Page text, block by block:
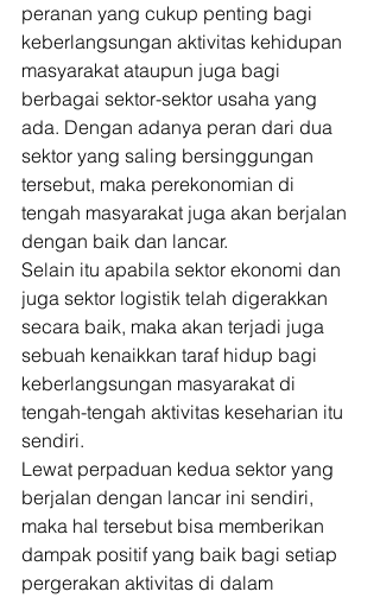
peranan yang cukup penting bagi
keberlangsungan aktivitas kehidupan
masyarakat ataupun juga bagi
berbagai sektor-sektor usaha yang
ada. Dengan adanya peran dari dua
sektor yang saling bersinggungan
tersebut, maka perekonomian di
tengah masyarakat juga akan berjalan
dengan baik dan lancar.
Selain itu apabila sektor ekonomi dan
juga sektor logistik telah digerakkan
secara baik, maka akan terjadi juga
sebuah kenaikkan taraf hidup bagi
keberlangsungan masyarakat di
tengah-tengah aktivitas keseharian itu
sendiri.
Lewat perpaduan kedua sektor yang
berjalan dengan lancar ini sendiri,
maka hal tersebut bisa memberikan
dampak positif yang baik bagi setiap
pergerakan aktivitas di dalam